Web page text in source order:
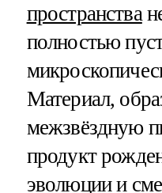
пространства
полностью
Материал,
межзвёздную
продукт
эволюции и